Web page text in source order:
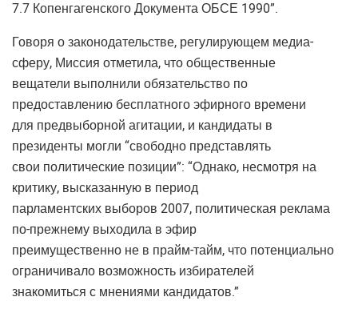
7.7 Копенгагенского Документа ОБСЕ 1990”.
Говоря о законодательстве, регулирующем медиа-
сферу, Миссия отметила, что общественные
вещатели выполнили обязательство по
предоставлению бесплатного эфирного времени
для предвыборной агитации, и кандидаты в
президенты могли “свободно представлять
свои политические позиции”: “Однако, несмотря на
критику, высказанную в период
парламентских выборов 2007, политическая реклама
по-прежнему выходила в эфир
преимущественно не в прайм-тайм, что потенциально
ограничивало возможность избирателей
знакомиться с мнениями кандидатов.”